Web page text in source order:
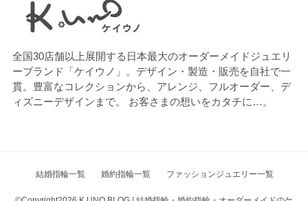
全国30店舗以上展開する日本最大のオーダーメイドジュエリ
ーブランド「ケイウノ」。デザイン・製造・販売を自社で一
貫。豊富なコレクションから、アレンジ、フルオーダー、デ
ィズニーデザインまで。 お客さまの想いをカタチに…。
結婚指輪一覧 婚約指輪一覧 ファッションジュエリー一覧